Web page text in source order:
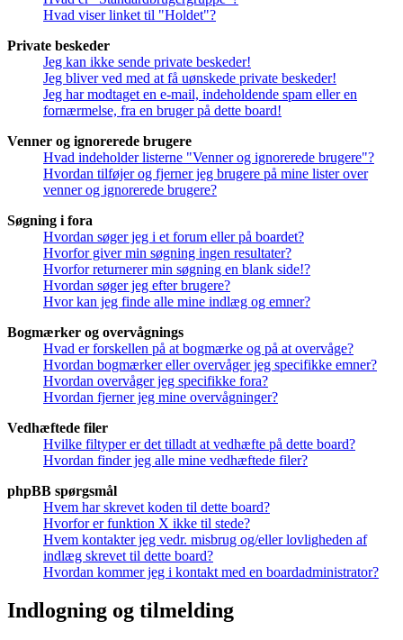
Hvad viser linket til "Holdet"?
Private beskeder
Jeg kan ikke sende private beskeder!
Jeg bliver ved med at få uønskede private beskeder!
Jeg har modtaget en e-mail, indeholdende spam eller en
fornærmelse, fra en bruger på dette board!
Venner og ignorerede brugere
Hvad indeholder listerne "Venner og ignorerede brugere"?
Hvordan tilføjer og fjerner jeg brugere på mine lister over
venner og ignorerede brugere?
Søgning i fora
Hvordan søger jeg i et forum eller på boardet?
Hvorfor giver min søgning ingen resultater?
Hvorfor returnerer min søgning en blank side!?
Hvordan søger jeg efter brugere?
Hvor kan jeg finde alle mine indlæg og emner?
Bogmærker og overvågnings
Hvad er forskellen på at bogmærke og på at overvåge?
Hvordan bogmærker eller overvåger jeg specifikke emner?
Hvordan overvåger jeg specifikke fora?
Hvordan fjerner jeg mine overvågninger?
Vedhæftede filer
Hvilke filtyper er det tilladt at vedhæfte på dette board?
Hvordan finder jeg alle mine vedhæftede filer?
phpBB spørgsmål
Hvem har skrevet koden til dette board?
Hvorfor er funktion X ikke til stede?
Hvem kontakter jeg vedr. misbrug og/eller lovligheden af
indlæg skrevet til dette board?
Hvordan kommer jeg i kontakt med en boardadministrator?
Indlogning og tilmelding